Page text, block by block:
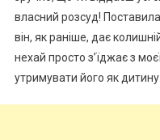
власний розсуд!
він, як раніше, дає
нехай просто з’їджає з
утримувати його як дитину.